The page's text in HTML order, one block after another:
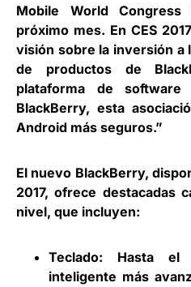
Mobile World
próximo mes. En CES
visión sobre la inversión a
de productos de
plataforma de
BlackBerry, esta
Android más seguros.”
El nuevo BlackBerry,
2017, ofrece destacadas
nivel, que incluyen:
Teclado: Hasta el
inteligente más